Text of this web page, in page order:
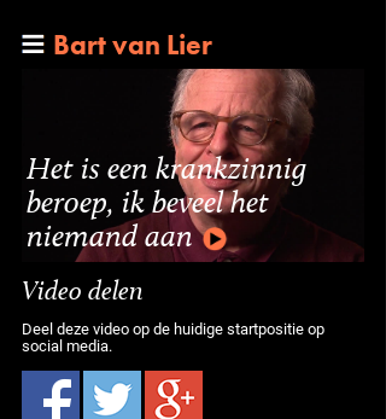
Bart van Lier
Het is een krankzinnig
beroep, ik beveel het
niemand aan
Video delen
Deel deze video op de huidige startpositie op
social media.